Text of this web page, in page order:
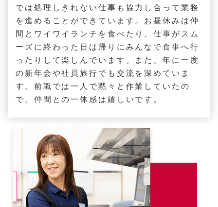
では処理しきれない仕事も協力し合って業務
を進めることができています。お昼休みは仲
間とワイワイランチを食べたり、仕事がスム
ーズに終わった日は帰りにみんなで食事へ行
ったりして楽しんでいます。また、年に一度
の新年会や社員旅行でも交流を深めていま
す。前職では一人で黙々と作業していたの
で、仲間との一体感は嬉しいです。